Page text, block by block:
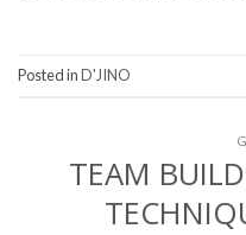
Posted inD'JINO
TEAM